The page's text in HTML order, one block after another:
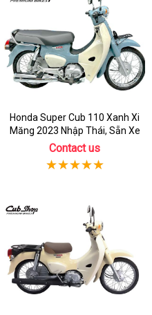
Honda Super Cub 110 Xanh Xi
Măng 2023 Nhập Thái, Sẵn Xe
Contact us